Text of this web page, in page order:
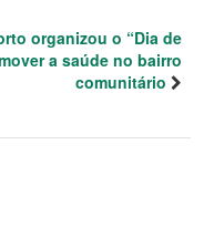
organizou o “Dia de
a saúde no bairro
comunitário